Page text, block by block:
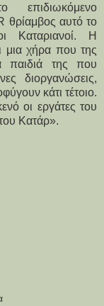
θρίαμβος αυτό το
Καταριανοί. Η
μια χήρα που της
παιδιά της που
διοργανώσεις,
κάτι τέτοιο.
οι εργάτες του
Κατάρ».